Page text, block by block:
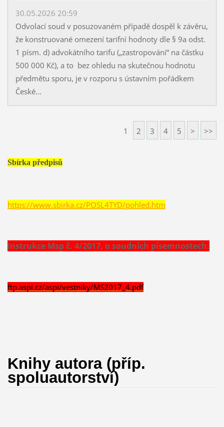
30.05.2026 20:59
Odvolací soud v posuzovaném případě dospěl k závěru,
že konstruované omezení tarifní hodnoty dle § 9a odst.
1 písm. d) advokátního tarifu („zastropování“ na částku
500 000 Kč), a to bez ohledu na skutečnou hodnotu
předmětu sporu, je v rozporu s ústavním pořádkem
České...
1 2 3 4 5 > >>
Sbírka předpisů
https://www.sbirka.cz/POSL4TYD/pohled.htm
Instrukce Msp č. 4/2017, o soudních písemnostech:
ftp.aspi.cz/aspi/vestniky/MS2017_4.pdf
Knihy autora (příp.
spoluautorství)